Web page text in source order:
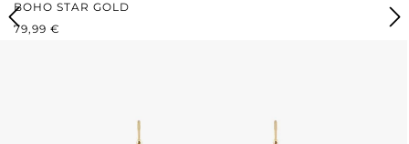
BOHO STAR GOLD
REGULÄRER PREIS:
79,99 €